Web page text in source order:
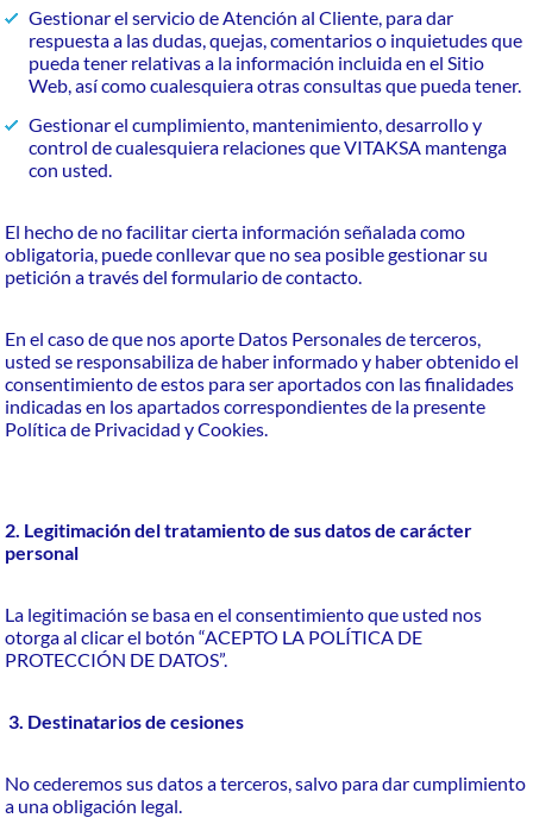
Gestionar el servicio de Atención al Cliente, para dar
respuesta a las dudas, quejas, comentarios o inquietudes que
pueda tener relativas a la información incluida en el Sitio
Web, así como cualesquiera otras consultas que pueda tener.
Gestionar el cumplimiento, mantenimiento, desarrollo y
control de cualesquiera relaciones que VITAKSA mantenga
con usted.
El hecho de no facilitar cierta información señalada como
obligatoria, puede conllevar que no sea posible gestionar su
petición a través del formulario de contacto.
En el caso de que nos aporte Datos Personales de terceros,
usted se responsabiliza de haber informado y haber obtenido el
consentimiento de estos para ser aportados con las finalidades
indicadas en los apartados correspondientes de la presente
Política de Privacidad y Cookies.
2. Legitimación del tratamiento de sus datos de carácter
personal
La legitimación se basa en el consentimiento que usted nos
otorga al clicar el botón “ACEPTO LA POLÍTICA DE
PROTECCIÓN DE DATOS”.
3. Destinatarios de cesiones
No cederemos sus datos a terceros, salvo para dar cumplimiento
a una obligación legal.